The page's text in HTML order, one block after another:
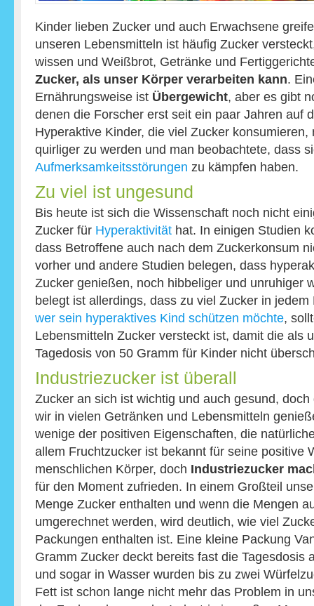
Kinder lieben Zucker und auch Erwachsene
unseren Lebensmitteln ist häufig Zucker
wissen und Weißbrot, Getränke und
Zucker, als unser Körper verarbeiten kann.
Ernährungsweise ist Übergewicht, aber es gibt
denen die Forscher erst seit ein paar Jahren auf
Hyperaktive Kinder, die viel Zucker konsumieren,
quirliger zu werden und man beobachtete, dass
Aufmerksamkeitsstörungen zu kämpfen haben.
Zu viel ist ungesund
Bis heute ist sich die Wissenschaft noch nicht
Zucker für Hyperaktivität hat. In einigen Studien
dass Betroffene auch nach dem Zuckerkonsum
vorher und andere Studien belegen, dass
Zucker genießen, noch hibbeliger und unruhiger
belegt ist allerdings, dass zu viel Zucker in
wer sein hyperaktives Kind schützen möchte,
Lebensmitteln Zucker versteckt ist, damit die als
Tagedosis von 50 Gramm für Kinder nicht
Industriezucker ist überall
Zucker an sich ist wichtig und auch gesund,
wir in vielen Getränken und Lebensmitteln
wenige der positiven Eigenschaften, die
allem Fruchtzucker ist bekannt für seine positive
menschlichen Körper, doch Industriezucker
für den Moment zufrieden. In einem Großteil
Menge Zucker enthalten und wenn die Mengen
umgerechnet werden, wird deutlich, wie viel
Packungen enthalten ist. Eine kleine Packung
Gramm Zucker deckt bereits fast die Tagesdosis
und sogar in Wasser wurden bis zu zwei
Fett ist schon lange nicht mehr das Problem in